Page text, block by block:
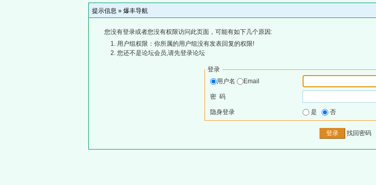
提示信息 » 爆丰导航
您没有登录或者您没有权限访问此页面，可能有如下几个原因:
用户组权限：你所属的用户组没有发表回复的权限!
您还不是论坛会员,请先登录论坛
登录
用户名
Email
密 码
隐身登录 是 否
找回密码